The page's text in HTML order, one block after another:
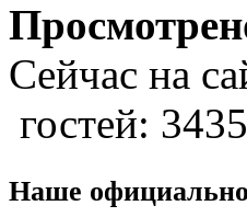
Сейчас на
гостей: 3435
Наше